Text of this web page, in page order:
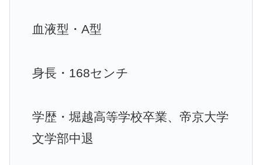
血液型・A型
身長・168センチ
学歴・堀越高等学校卒業、帝京大学
文学部中退